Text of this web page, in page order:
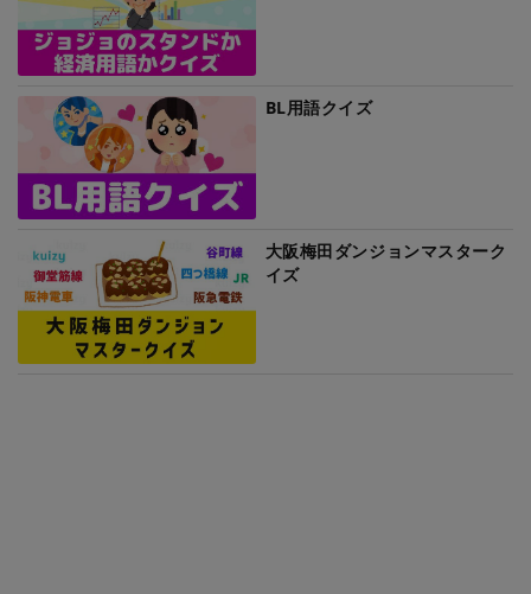
BL用語クイズ
大阪梅田ダンジョンマスターク
イズ